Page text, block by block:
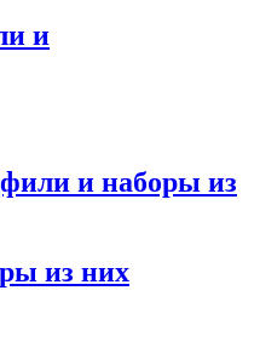
и
и наборы из
из них